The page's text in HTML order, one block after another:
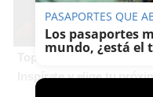
Top 2026: destinos clave
Inspírate y elige tu
PASAPORTES QUE
Los pasaportes
mundo, ¿está el